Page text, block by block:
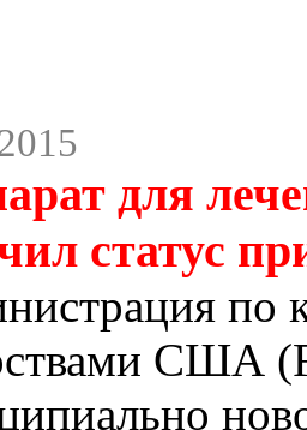
для
статус
по
США